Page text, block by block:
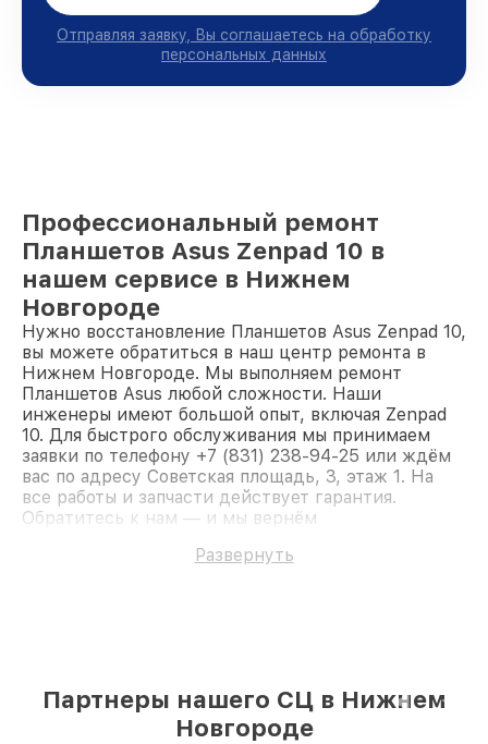
Отправляя заявку, Вы соглашаетесь на обработку
персональных данных
Профессиональный ремонт
Планшетов Asus Zenpad 10 в
нашем сервисе в Нижнем
Новгороде
Нужно восстановление Планшетов Asus Zenpad 10,
вы можете обратиться в наш центр ремонта в
Нижнем Новгороде. Мы выполняем ремонт
Планшетов Asus любой сложности. Наши
инженеры имеют большой опыт, включая Zenpad
10. Для быстрого обслуживания мы принимаем
заявки по телефону +7 (831) 238-94-25 или ждём
вас по адресу Советская площадь, 3, этаж 1. На
все работы и запчасти действует гарантия.
Обратитесь к нам — и мы вернём
Развернуть
Партнеры нашего СЦ в Нижнем
Новгороде